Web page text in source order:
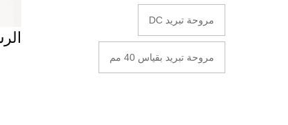
مروحة تبريد DC
مروحة تبريد بقياس 40 مم